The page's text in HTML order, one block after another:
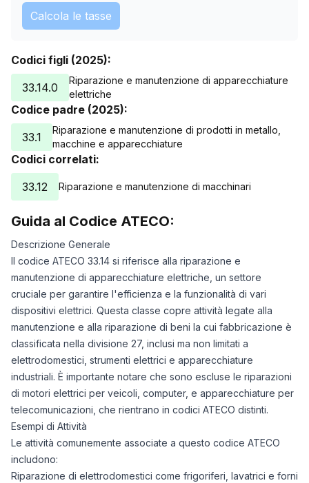
Calcola le tasse
Codici figli (2025):
33.14.0
Riparazione e manutenzione di apparecchiature
elettriche
Codice padre (2025):
33.1
Riparazione e manutenzione di prodotti in metallo,
macchine e apparecchiature
Codici correlati:
33.12
Riparazione e manutenzione di macchinari
Guida al Codice ATECO:
Descrizione Generale
Il codice ATECO 33.14 si riferisce alla riparazione e
manutenzione di apparecchiature elettriche, un settore
cruciale per garantire l'efficienza e la funzionalità di vari
dispositivi elettrici. Questa classe copre attività legate alla
manutenzione e alla riparazione di beni la cui fabbricazione è
classificata nella divisione 27, inclusi ma non limitati a
elettrodomestici, strumenti elettrici e apparecchiature
industriali. È importante notare che sono escluse le riparazioni
di motori elettrici per veicoli, computer, e apparecchiature per
telecomunicazioni, che rientrano in codici ATECO distinti.
Esempi di Attività
Le attività comunemente associate a questo codice ATECO
includono:
Riparazione di elettrodomestici come frigoriferi, lavatrici e forni